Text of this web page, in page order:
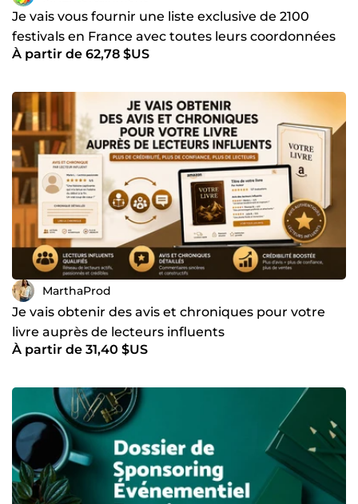
Je vais vous fournir une liste exclusive de 2100
festivals en France avec toutes leurs coordonnées
À partir de 62,78 $US
MarthaProd
Je vais obtenir des avis et chroniques pour votre
livre auprès de lecteurs influents
À partir de 31,40 $US